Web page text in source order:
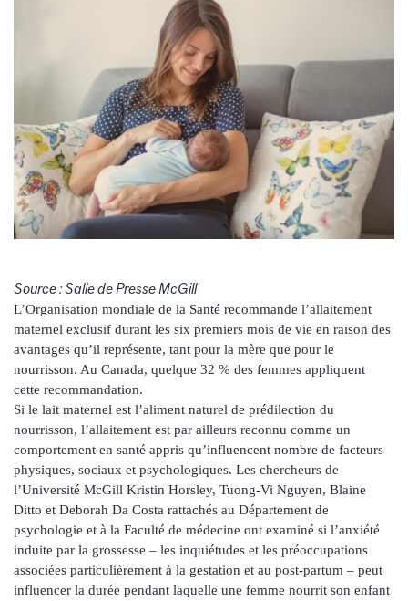
Source : Salle de Presse McGill
L’Organisation mondiale de la Santé recommande l’allaitement
maternel exclusif durant les six premiers mois de vie en raison des
avantages qu’il représente, tant pour la mère que pour le
nourrisson. Au Canada, quelque 32 % des femmes appliquent
cette recommandation.
Si le lait maternel est l’aliment naturel de prédilection du
nourrisson, l’allaitement est par ailleurs reconnu comme un
comportement en santé appris qu’influencent nombre de facteurs
physiques, sociaux et psychologiques. Les chercheurs de
l’Université McGill Kristin Horsley, Tuong-Vi Nguyen, Blaine
Ditto et Deborah Da Costa rattachés au Département de
psychologie et à la Faculté de médecine ont examiné si l’anxiété
induite par la grossesse – les inquiétudes et les préoccupations
associées particulièrement à la gestation et au post-partum – peut
influencer la durée pendant laquelle une femme nourrit son enfant